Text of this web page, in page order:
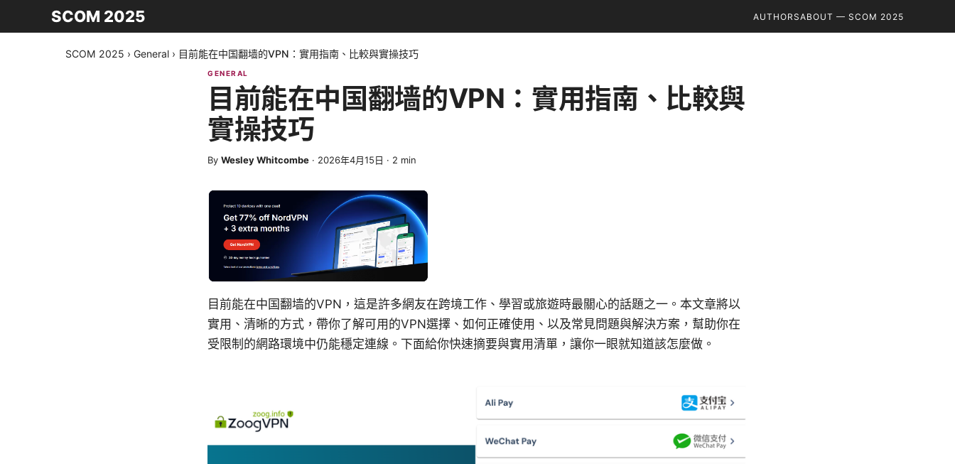
SCOM 2025 AUTHORSABOUT — SCOM 2025
SCOM 2025 › General › 目前能在中国翻墙的VPN：實用指南、比較與實操技巧
GENERAL
目前能在中国翻墙的VPN：實用指南、比較與
實操技巧
By Wesley Whitcombe · 2026年4月15日 · 2 min
目前能在中国翻墙的VPN，這是許多網友在跨境工作、學習或旅遊時最關心的話題之一。本文章將以
實用、清晰的方式，帶你了解可用的VPN選擇、如何正確使用、以及常見問題與解決方案，幫助你在
受限制的網路環境中仍能穩定連線。下面給你快速摘要與實用清單，讓你一眼就知道該怎麼做。